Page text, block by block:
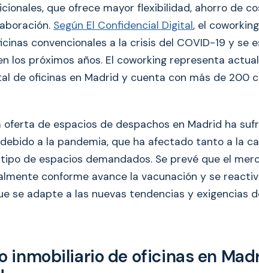
que ofrece mayor flexibilidad, ahorro de
Según El Confidencial Digital, el
convencionales a la crisis del COVID-19 y se
los próximos años. El coworking representa
de oficinas en Madrid y cuenta con más de 200
oferta de espacios de despachos en Madrid ha
a la pandemia, que ha afectado tanto a la
de espacios demandados. Se prevé que el
conforme avance la vacunación y se
se adapte a las nuevas tendencias y exigencias
inmobiliario de oficinas en